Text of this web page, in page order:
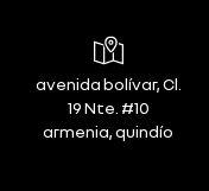
avenida bolívar, Cl.
19 Nte. #10
armenia, quindío